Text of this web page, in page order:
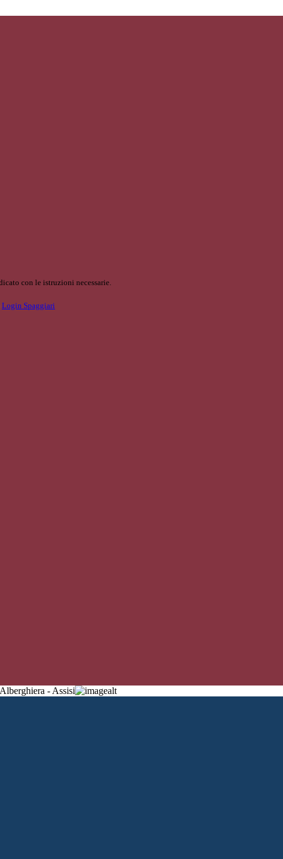
con le istruzioni necessarie.
Login Spaggiari